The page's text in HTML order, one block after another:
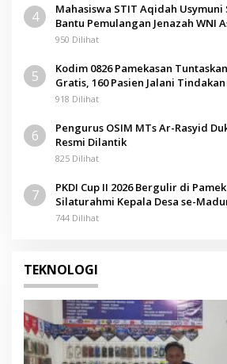
4
Mahasiswa STIT Aqidah Usymuni
Bantu Pemulangan Jenazah WNI
950 Dilihat
5
Kodim 0826 Pamekasan
Gratis, 160 Pasien Jalani
918 Dilihat
6
Pengurus OSIM MTs Ar-Rasyid
Resmi Dilantik
825 Dilihat
7
PKDI Cup II 2026 Bergulir di
Silaturahmi Kepala Desa se-
744 Dilihat
TEKNOLOGI